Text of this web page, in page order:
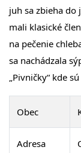
juh sa zbieha do
mali klasické
na pečenie
sa nachádzala
„Pivničky“ kde
Obec
Adresa